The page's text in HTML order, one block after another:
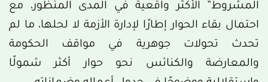
المشروط” الأكثر واقعية في المدى المنظور، مع
احتمال بقاء الحوار إطارًا لإدارة الأزمة لا لحلها، ما لم
تحدث تحولات جوهرية في مواقف الحكومة
والمعارضة والكنائس نحو حوار أكثر شمولًا